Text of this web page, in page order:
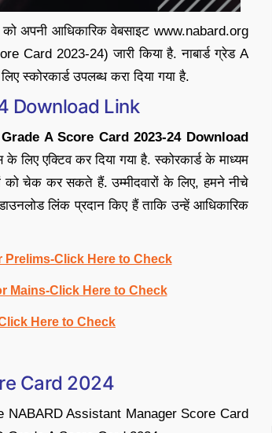
अपनी आधिकारिक वेबसाइट www.nabard.org
Card 2023-24) जारी किया है. नाबार्ड ग्रेड A
स्कोरकार्ड उपलब्ध करा दिया गया है.
Download Link
Grade A Score Card 2023-24 Download
लिए एक्टिव कर दिया गया है. स्कोरकार्ड के माध्यम
चेक कर सकते हैं. उम्मीदवारों के लिए, हमने नीचे
लिंक प्रदान किए हैं ताकि उन्हें आधिकारिक
Prelims-Click Here to Check
Mains-Click Here to Check
Here to Check
Card 2024
Assistant Manager Score Card